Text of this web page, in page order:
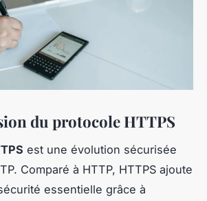
du protocole HTTPS
est une évolution sécurisée
Comparé à HTTP, HTTPS ajoute
essentielle grâce à